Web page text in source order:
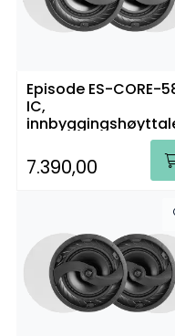
Episode ES-CORE-
IC,
7.390,00